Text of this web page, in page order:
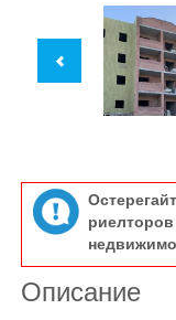
Описание